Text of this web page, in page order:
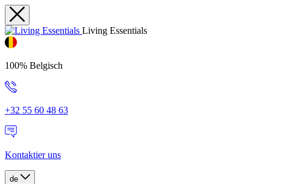
Living Essentials
100% Belgisch
+32 55 60 48 63
Kontaktier uns
de